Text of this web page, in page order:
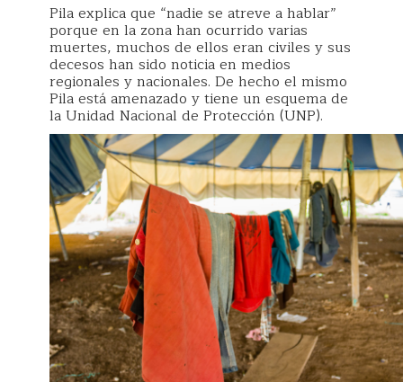
Pila explica que “nadie se atreve a hablar”
porque en la zona han ocurrido varias
muertes, muchos de ellos eran civiles y sus
decesos han sido noticia en medios
regionales y nacionales. De hecho el mismo
Pila está amenazado y tiene un esquema de
la Unidad Nacional de Protección (UNP).